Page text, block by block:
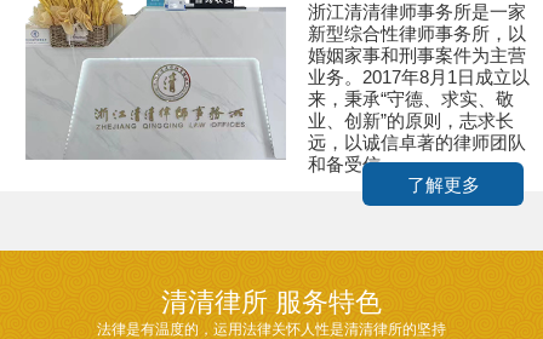
浙江清清律师事务所是一家
新型综合性律师事务所，以
婚姻家事和刑事案件为主营
业务。2017年8月1日成立以
来，秉承“守德、求实、敬
业、创新”的原则，志求长
远，以诚信卓著的律师团队
和备受信...
了解更多
清清律所 服务特色
法律是有温度的，运用法律关怀人性是清清律所的坚持